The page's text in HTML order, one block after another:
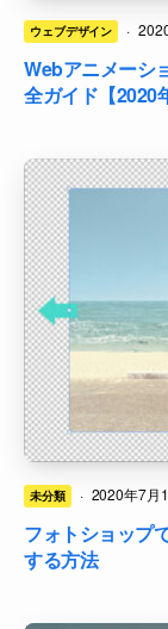
ウェブデザイン ·
Webアニメーシ
全ガイド【2020
未分類 · 2020年7月
フォトショップ
する方法